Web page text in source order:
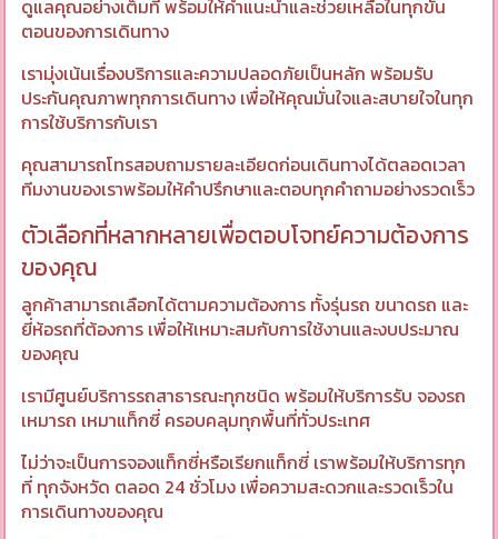
ดูแลคุณอย่างเต็มที่ พร้อมให้คำแนะนำและช่วยเหลือในทุกขั้น
ตอนของการเดินทาง
เรามุ่งเน้นเรื่องบริการและความปลอดภัยเป็นหลัก พร้อมรับ
ประกันคุณภาพทุกการเดินทาง เพื่อให้คุณมั่นใจและสบายใจในทุก
การใช้บริการกับเรา
คุณสามารถโทรสอบถามรายละเอียดก่อนเดินทางได้ตลอดเวลา
ทีมงานของเราพร้อมให้คำปรึกษาและตอบทุกคำถามอย่างรวดเร็ว
ตัวเลือกที่หลากหลายเพื่อตอบโจทย์ความต้องการ
ของคุณ
ลูกค้าสามารถเลือกได้ตามความต้องการ ทั้งรุ่นรถ ขนาดรถ และ
ยี่ห้อรถที่ต้องการ เพื่อให้เหมาะสมกับการใช้งานและงบประมาณ
ของคุณ
เรามีศูนย์บริการรถสาธารณะทุกชนิด พร้อมให้บริการรับ จองรถ
เหมารถ เหมาแท็กซี่ ครอบคลุมทุกพื้นที่ทั่วประเทศ
ไม่ว่าจะเป็นการจองแท็กซี่หรือเรียกแท็กซี่ เราพร้อมให้บริการทุก
ที่ ทุกจังหวัด ตลอด 24 ชั่วโมง เพื่อความสะดวกและรวดเร็วใน
การเดินทางของคุณ